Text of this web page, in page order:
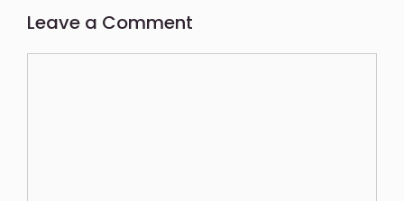
Leave a Comment